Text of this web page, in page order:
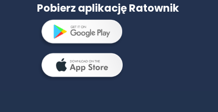
Pobierz aplikację Ratownik